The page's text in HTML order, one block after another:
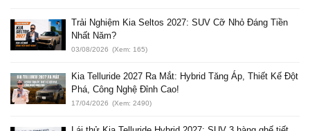
Trải Nghiệm Kia Seltos 2027: SUV Cỡ Nhỏ Đáng Tiền
Nhất Năm?
03/08/2026 (Xem: 165)
Kia Telluride 2027 Ra Mắt: Hybrid Tăng Áp, Thiết Kế Đột
Phá, Công Nghệ Đỉnh Cao!
17/04/2026 (Xem: 2490)